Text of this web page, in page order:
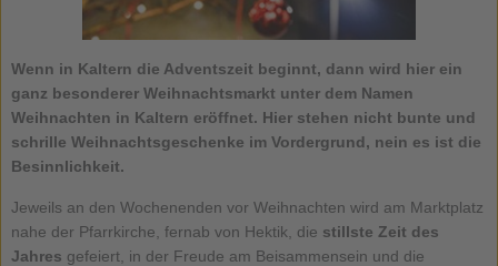
Wenn in Kaltern die Adventszeit beginnt, dann wird hier ein
ganz besonderer Weihnachtsmarkt unter dem Namen
Weihnachten in Kaltern eröffnet. Hier stehen nicht bunte und
schrille Weihnachtsgeschenke im Vordergrund, nein es ist die
Besinnlichkeit.
Jeweils an den Wochenenden vor Weihnachten wird am Marktplatz
nahe der Pfarrkirche, fernab von Hektik, die stillste Zeit des
Jahres gefeiert, in der Freude am Beisammensein und die